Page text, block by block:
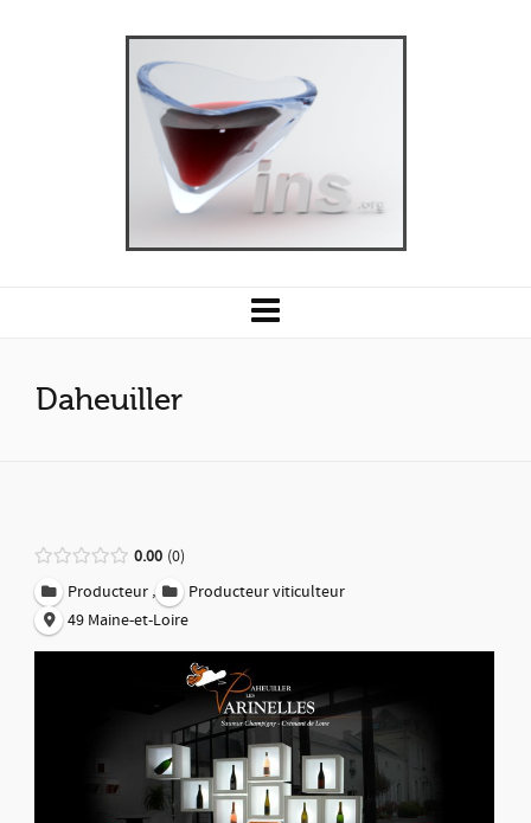
Daheuiller
0.00 0
Producteur ,
Producteur viticulteur
49 Maine-et-Loire